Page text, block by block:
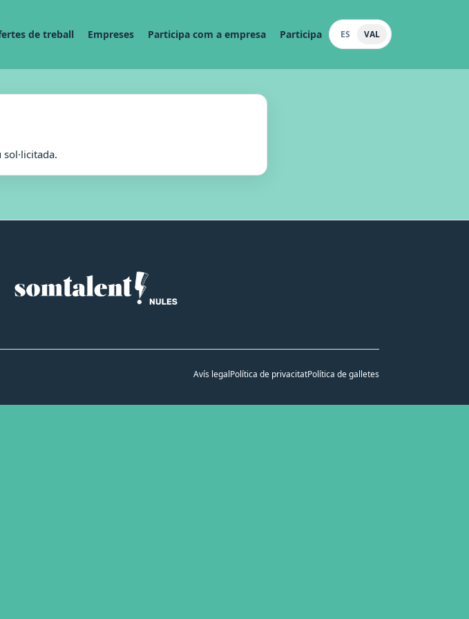
de treball Empreses Participa com a empresa Participa ES VAL
Avís legalPolítica de privacitatPolítica de galletes